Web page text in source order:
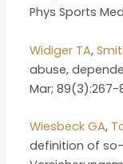
Phys Sports
Widiger TA,
abuse,
Mar; 89(3):267-
Wiesbeck GA,
definition of